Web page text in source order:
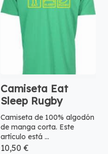
Camiseta Eat
Sleep Rugby
Camiseta de 100% algodón
de manga corta. Este
artículo está ...
10,50 €